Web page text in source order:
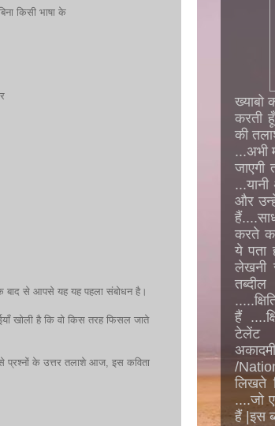
किसी भाषा के
बाद से आपसे यह यह पहला संबोधन है।
खोली है कि वो किस तरह फिसल जाते
के उत्तर तलाशे आज, इस कविता
ख्याबो
करती
की
...अभी
जाएगी
और
करते
ये पता
लेखनी
हैं
/
लिखते
....जो
हैं |इस